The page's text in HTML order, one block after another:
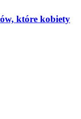
które kobiety